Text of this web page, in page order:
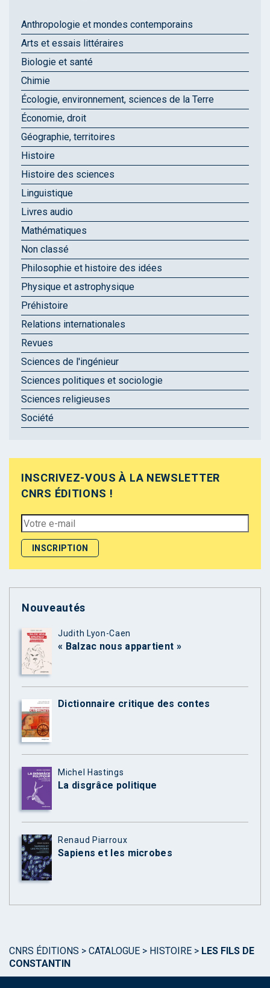
Anthropologie et mondes contemporains
Arts et essais littéraires
Biologie et santé
Chimie
Écologie, environnement, sciences de la Terre
Économie, droit
Géographie, territoires
Histoire
Histoire des sciences
Linguistique
Livres audio
Mathématiques
Non classé
Philosophie et histoire des idées
Physique et astrophysique
Préhistoire
Relations internationales
Revues
Sciences de l'ingénieur
Sciences politiques et sociologie
Sciences religieuses
Société
INSCRIVEZ-VOUS À LA NEWSLETTER
CNRS ÉDITIONS !
Nouveautés
Judith Lyon-Caen
« Balzac nous appartient »
Dictionnaire critique des contes
Michel Hastings
La disgrâce politique
Renaud Piarroux
Sapiens et les microbes
CNRS ÉDITIONS > CATALOGUE > HISTOIRE > LES FILS DE
CONSTANTIN